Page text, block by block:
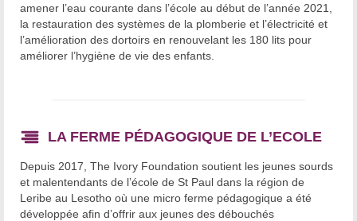
amener l’eau courante dans l’école au début de l’année 2021,
la restauration des systèmes de la plomberie et l’électricité et
l’amélioration des dortoirs en renouvelant les 180 lits pour
améliorer l’hygiène de vie des enfants.
LA FERME PÉDAGOGIQUE DE L’ECOLE
Depuis 2017, The Ivory Foundation soutient les jeunes sourds
et malentendants de l’école de St Paul dans la région de
Leribe au Lesotho où une micro ferme pédagogique a été
développée afin d’offrir aux jeunes des débouchés